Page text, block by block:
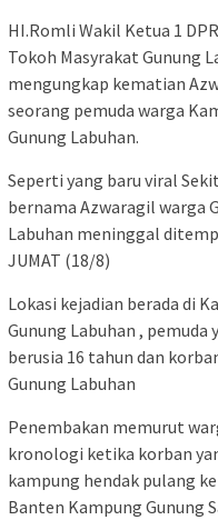
HI.Romli Wakil Ketua 1
Tokoh Masyrakat Gunung
mengungkap kematian
seorang pemuda warga
Gunung Labuhan.
Seperti yang baru viral
bernama Azwaragil warga
Labuhan meninggal
JUMAT (18/8)
Lokasi kejadian berada di
Gunung Labuhan ,
berusia 16 tahun dan
Gunung Labuhan
Penembakan memurut
kronologi ketika korban
kampung hendak pulang
Banten Kampung Gunung